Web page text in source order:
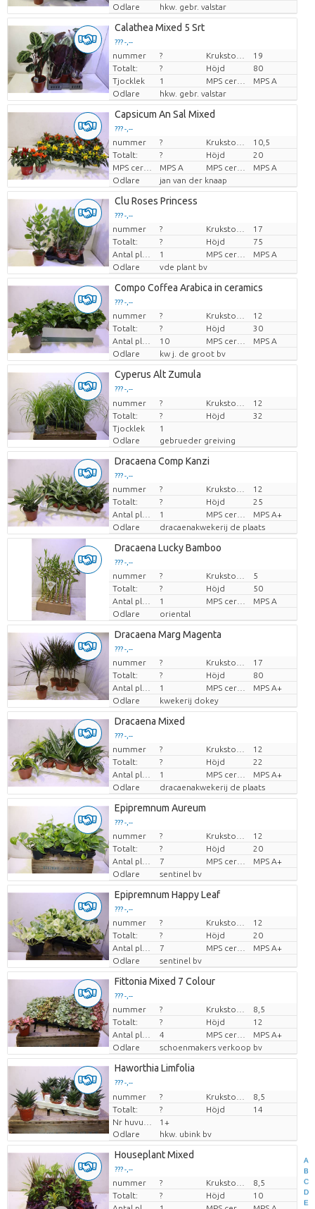
A
B
C
D
E
Odlare
hkw. gebr. valstar
Calathea Mixed 5 Srt
??? -,--
Pris per enhet
nummer ?
19
Totalt:
? Höjd
80
Tjocklek
1
MPS A
Odlare
hkw. gebr. valstar
Capsicum An Sal Mixed
??? -,--
Pris per enhet
nummer ?
10,5
Totalt:
? Höjd
20
MPS certifikat.
MPS A
MPS A
Odlare
jan van der knaap
Clu Roses Princess
??? -,--
Pris per enhet
nummer ?
17
Totalt:
? Höjd
75
1
MPS A
Odlare
vde plant bv
Compo Coffea Arabica in ceramics
??? -,--
Pris per enhet
nummer ?
12
Totalt:
? Höjd
30
10
MPS A
Odlare
kw j. de groot bv
Cyperus Alt Zumula
??? -,--
Pris per enhet
nummer ?
12
Totalt:
? Höjd
32
Tjocklek
1
Odlare
gebrueder greiving
Dracaena Comp Kanzi
??? -,--
Pris per enhet
nummer ?
12
Totalt:
? Höjd
25
1
MPS A+
Odlare
dracaenakwekerij de plaats
Dracaena Lucky Bamboo
??? -,--
Pris per enhet
nummer ?
5
Totalt:
? Höjd
50
1
MPS A
Odlare
oriental
Dracaena Marg Magenta
??? -,--
Pris per enhet
nummer ?
17
Totalt:
? Höjd
80
1
MPS A+
Odlare
kwekerij dokey
Dracaena Mixed
??? -,--
Pris per enhet
nummer ?
12
Totalt:
? Höjd
22
1
MPS A+
Odlare
dracaenakwekerij de plaats
Epipremnum Aureum
??? -,--
Pris per enhet
nummer ?
12
Totalt:
? Höjd
20
7
MPS A+
Odlare
sentinel bv
Epipremnum Happy Leaf
??? -,--
Pris per enhet
nummer ?
12
Totalt:
? Höjd
20
7
MPS A+
Odlare
sentinel bv
Fittonia Mixed 7 Colour
??? -,--
Pris per enhet
nummer ?
8,5
Totalt:
? Höjd
12
4
MPS A+
Odlare
schoenmakers verkoop bv
Haworthia Limfolia
??? -,--
Pris per enhet
nummer ?
8,5
Totalt:
? Höjd
14
1+
Odlare
hkw. ubink bv
Houseplant Mixed
??? -,--
Pris per enhet
nummer ?
8,5
Totalt:
? Höjd
10